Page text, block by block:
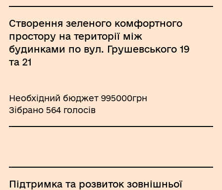
Створення зеленого комфортного
простору на території між
будинками по вул. Грушевського 19
та 21
Необхідний бюджет 995000грн
Зібрано 564 голосів
Підтримка та розвиток зовнішньої